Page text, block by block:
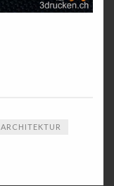
ARCHITEKTUR